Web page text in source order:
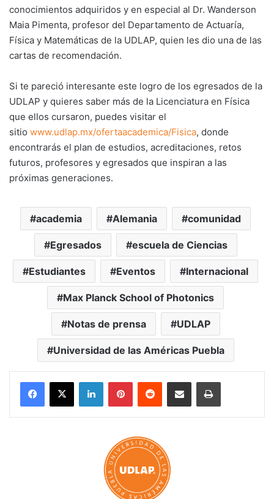
conocimientos adquiridos y en especial al Dr. Wanderson
Maia Pimenta, profesor del Departamento de Actuaría,
Física y Matemáticas de la UDLAP, quien les dio una de las
cartas de recomendación.
Si te pareció interesante este logro de los egresados de la
UDLAP y quieres saber más de la Licenciatura en Física
que ellos cursaron, puedes visitar el
sitio www.udlap.mx/ofertaacademica/Fisica, donde
encontrarás el plan de estudios, acreditaciones, retos
futuros, profesores y egresados que inspiran a las
próximas generaciones.
academia Alemania comunidad
Egresados escuela de Ciencias
Estudiantes Eventos Internacional
Max Planck School of Photonics
Notas de prensa UDLAP
Universidad de las Américas Puebla
LinkedInPinterestReddit Share via Email Print